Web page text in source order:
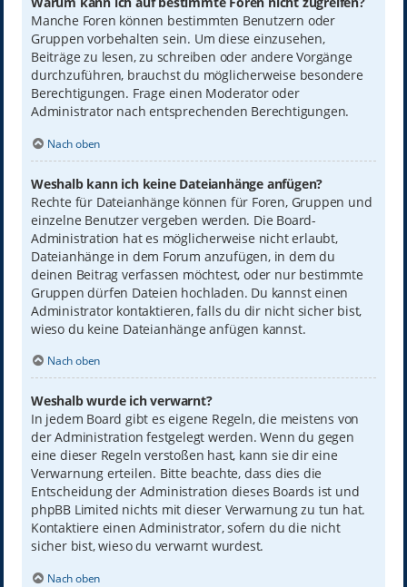
Manche Foren können bestimmten Benutzern oder
Gruppen vorbehalten sein. Um diese einzusehen,
Beiträge zu lesen, zu schreiben oder andere Vorgänge
durchzuführen, brauchst du möglicherweise besondere
Berechtigungen. Frage einen Moderator oder
Administrator nach entsprechenden Berechtigungen.
Nach oben
Weshalb kann ich keine Dateianhänge anfügen?
Rechte für Dateianhänge können für Foren, Gruppen und
einzelne Benutzer vergeben werden. Die Board-
Administration hat es möglicherweise nicht erlaubt,
Dateianhänge in dem Forum anzufügen, in dem du
deinen Beitrag verfassen möchtest, oder nur bestimmte
Gruppen dürfen Dateien hochladen. Du kannst einen
Administrator kontaktieren, falls du dir nicht sicher bist,
wieso du keine Dateianhänge anfügen kannst.
Nach oben
Weshalb wurde ich verwarnt?
In jedem Board gibt es eigene Regeln, die meistens von
der Administration festgelegt werden. Wenn du gegen
eine dieser Regeln verstoßen hast, kann sie dir eine
Verwarnung erteilen. Bitte beachte, dass dies die
Entscheidung der Administration dieses Boards ist und
phpBB Limited nichts mit dieser Verwarnung zu tun hat.
Kontaktiere einen Administrator, sofern du die nicht
sicher bist, wieso du verwarnt wurdest.
Nach oben